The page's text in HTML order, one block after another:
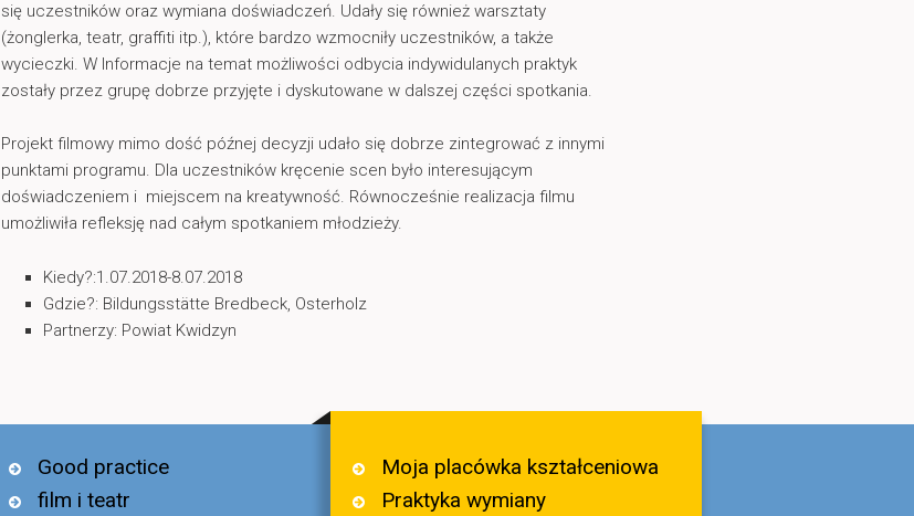
się uczestników oraz wymiana doświadczeń. Udały się również warsztaty
(żonglerka, teatr, graffiti itp.), które bardzo wzmocniły uczestników, a także
wycieczki. W Informacje na temat możliwości odbycia indywidulanych praktyk
zostały przez grupę dobrze przyjęte i dyskutowane w dalszej części spotkania.
Projekt filmowy mimo dość późnej decyzji udało się dobrze zintegrować z innymi
punktami programu. Dla uczestników kręcenie scen było interesującym
doświadczeniem i miejscem na kreatywność. Równocześnie realizacja filmu
umożliwiła refleksję nad całym spotkaniem młodzieży.
Kiedy?:1.07.2018-8.07.2018
Gdzie?: Bildungsstätte Bredbeck, Osterholz
Partnerzy: Powiat Kwidzyn
Good practice
film i teatr
Moja placówka kształceniowa
Praktyka wymiany